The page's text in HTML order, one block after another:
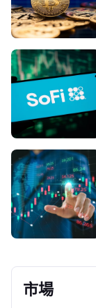
市場